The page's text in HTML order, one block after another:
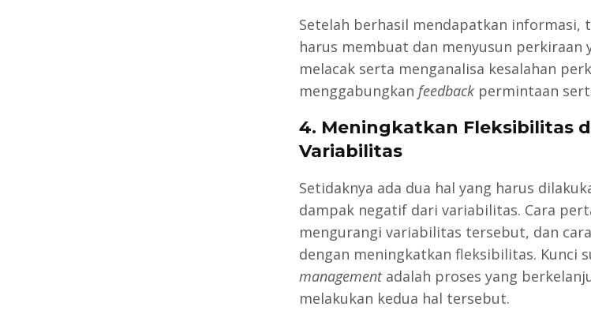
Setelah berhasil mendapatkan informasi,
harus membuat dan menyusun perkiraan
melacak serta menganalisa kesalahan
menggabungkan feedbackpermintaan
4. Meningkatkan Fleksibilitas
Variabilitas
Setidaknya ada dua hal yang harus
dampak negatif dari variabilitas. Cara
mengurangi variabilitas tersebut, dan
dengan meningkatkan fleksibilitas. Kunci
managementadalah proses yang
melakukan kedua hal tersebut.